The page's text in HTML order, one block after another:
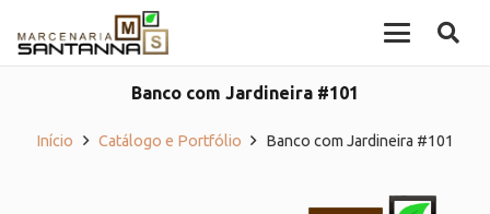
Banco com Jardineira #101
Início Catálogo e Portfólio Banco com Jardineira #101